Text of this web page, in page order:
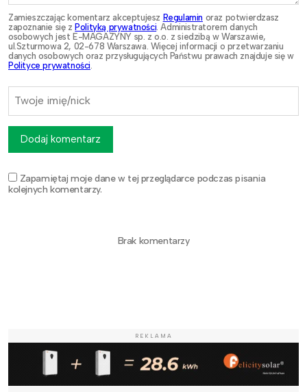
Zamieszczając komentarz akceptujesz Regulamin oraz potwierdzasz
zapoznanie się z Polityką prywatności . Administratorem danych
osobowych jest E-MAGAZYNY sp. z o.o. z siedzibą w Warszawie,
ul.Szturmowa 2, 02-678 Warszawa. Więcej informacji o przetwarzaniu
danych osobowych oraz przysługujących Państwu prawach znajduje się w
Polityce prywatności
Zapamiętaj moje dane w tej przeglądarce podczas pisania
kolejnych komentarzy.
Dodaj komentarz
Brak komentarzy
REKLAMA